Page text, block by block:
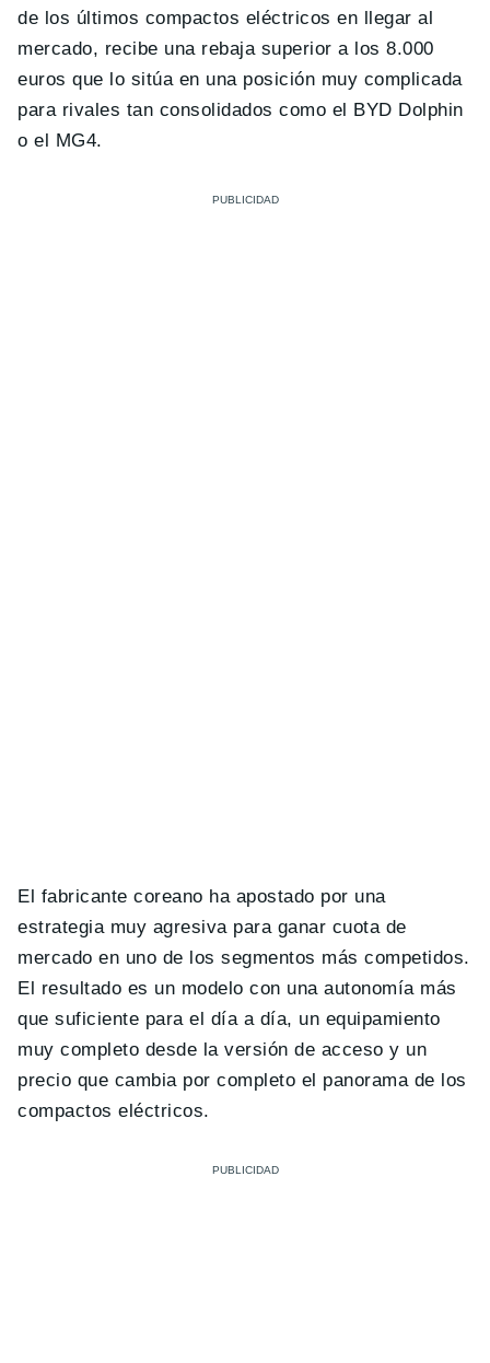
de los últimos compactos eléctricos en llegar al
mercado, recibe una rebaja superior a los 8.000
euros que lo sitúa en una posición muy complicada
para rivales tan consolidados como el BYD Dolphin
o el MG4.
El fabricante coreano ha apostado por una
estrategia muy agresiva para ganar cuota de
mercado en uno de los segmentos más competidos.
El resultado es un modelo con una autonomía más
que suficiente para el día a día, un equipamiento
muy completo desde la versión de acceso y un
precio que cambia por completo el panorama de los
compactos eléctricos.